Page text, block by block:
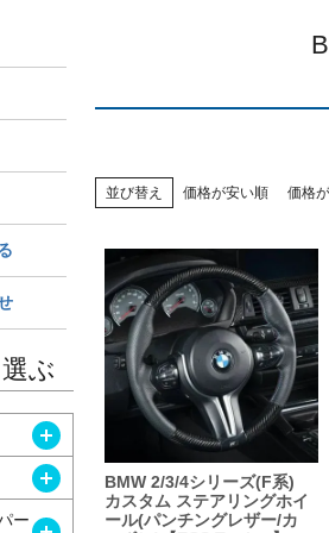
ぶ
ー
並び替え 価格が安い順 価格
BMW 2/3/4シリーズ(F系)
カスタム ステアリングホイ
ール(パンチングレザー/カ